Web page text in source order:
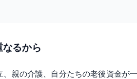
るから
親の介護、自分たちの老後資金が